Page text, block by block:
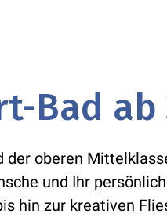
Bad ab
der oberen
und Ihr
hin zur kreativen